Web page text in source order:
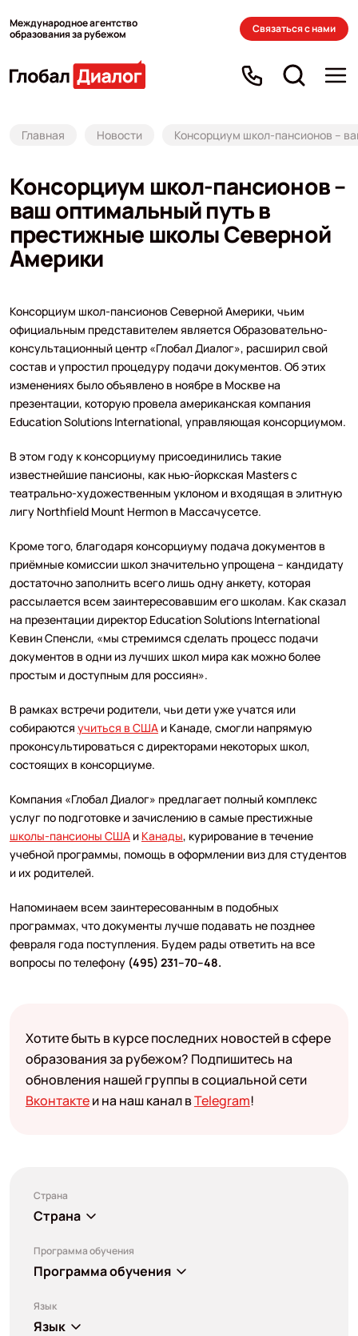
Международное агентство
образования за рубежом
Связаться с нами
Главная Новости Консорциум школ-пансионов –
Консорциум школ-пансионов –
ваш оптимальный путь в
престижные школы Северной
Америки
Консорциум школ-пансионов Северной Америки, чьим
официальным представителем является Образовательно-
консультационный центр «Глобал Диалог», расширил свой
состав и упростил процедуру подачи документов. Об этих
изменениях было объявлено в ноябре в Москве на
презентации, которую провела американская компания
Education Solutions International, управляющая консорциумом.
В этом году к консорциуму присоединились такие
известнейшие пансионы, как нью-йоркская Masters с
театрально-художественным уклоном и входящая в элитную
лигу Northfield Mount Hermon в Массачусетсе.
Кроме того, благодаря консорциуму подача документов в
приёмные комиссии школ значительно упрощена – кандидату
достаточно заполнить всего лишь одну анкету, которая
рассылается всем заинтересовавшим его школам. Как сказал
на презентации директор Education Solutions International
Кевин Спенсли, «мы стремимся сделать процесс подачи
документов в одни из лучших школ мира как можно более
простым и доступным для россиян».
В рамках встречи родители, чьи дети уже учатся или
собираются учиться в СШАи Канаде, смогли напрямую
проконсультироваться с директорами некоторых школ,
состоящих в консорциуме.
Компания «Глобал Диалог» предлагает полный комплекс
услуг по подготовке и зачислению в самые престижные
школы-пансионы СШАи Канады, курирование в течение
учебной программы, помощь в оформлении виз для студентов
и их родителей.
Напоминаем всем заинтересованным в подобных
программах, что документы лучше подавать не позднее
февраля года поступления. Будем рады ответить на все
вопросы по телефону(495) 231–70–48.
Хотите быть в курсе последних новостей в сфере
образования за рубежом? Подпишитесь на
обновления нашей группы в социальной сети
Вконтактеи на наш канал вTelegram!
Страна
Страна
Программа обучения
Программа обучения
Язык
Язык